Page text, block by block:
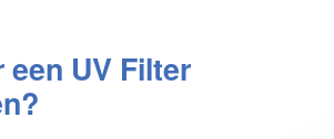
een UV Filter